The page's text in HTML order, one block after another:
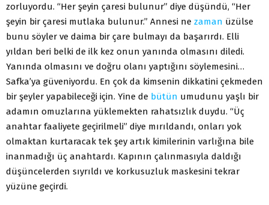
zorluyordu. “Her şeyin çaresi bulunur” diye düşündü, “Her
şeyin bir çaresi mutlaka bulunur.” Annesi ne zaman üzülse
bunu söyler ve daima bir çare bulmayı da başarırdı. Elli
yıldan beri belki de ilk kez onun yanında olmasını diledi.
Yanında olmasını ve doğru olanı yaptığını söylemesini…
Safka’ya güveniyordu. En çok da kimsenin dikkatini çekmeden
bir şeyler yapabileceği için. Yine de bütün umudunu yaşlı bir
adamın omuzlarına yüklemekten rahatsızlık duydu. “Üç
anahtar faaliyete geçirilmeli” diye mırıldandı, onları yok
olmaktan kurtaracak tek şey artık kimilerinin varlığına bile
inanmadığı üç anahtardı. Kapının çalınmasıyla daldığı
düşüncelerden sıyrıldı ve korkusuzluk maskesini tekrar
yüzüne geçirdi.